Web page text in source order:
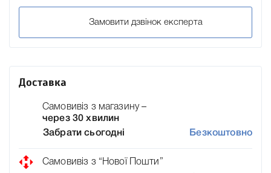
Замовити дзвінок експерта
Доставка
Самовивіз з магазину –
через 30 хвилин
Забрати сьогодні
Безкоштовно
Самовивіз з “Нової Пошти”